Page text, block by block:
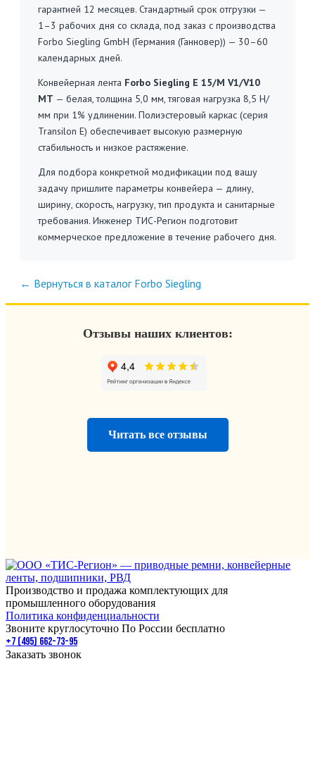
гарантией 12 месяцев. Стандартный срок отгрузки —
1–3 рабочих дня со склада, под заказ с производства
Forbo Siegling GmbH (Германия (Ганновер)) — 30–60
календарных дней.
Конвейерная лента Forbo Siegling E 15/M V1/V10
MT — белая, толщина 5,0 мм, тяговая нагрузка 8,5 Н/
мм при 1% удлинении. Полиэстеровый каркас (серия
Transilon E) обеспечивает высокую размерную
стабильность и низкое растяжение.
Для подбора конкретной модификации под вашу
задачу пришлите параметры конвейера — длину,
ширину, скорость, нагрузку, тип продукта и санитарные
требования. Инженер ТИС-Регион подготовит
коммерческое предложение в течение рабочего дня.
← Вернуться в каталог Forbo Siegling
Отзывы наших клиентов:
Читать все отзывы
Производство и продажа комплектующих для
промышленного оборудования
Политика конфиденциальности
Звоните круглосуточно По России бесплатно
+7 (495) 662-73-95
Заказать звонок